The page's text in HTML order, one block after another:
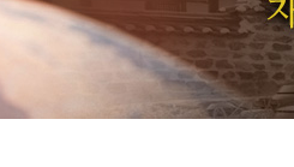
홍보동영상